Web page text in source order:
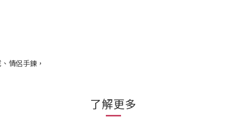
情侶手鍊，
了解更多